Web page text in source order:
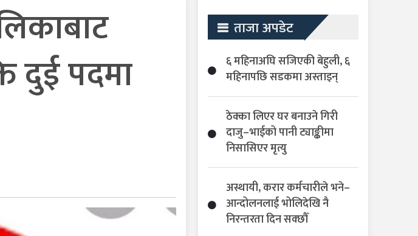
दुई पदमा
ताजा अपडेट
६ महिनाअघि सजिएकी बेहुली, ६
महिनापछि सडकमा अस्ताइन्
ठेक्का लिएर घर बनाउने गिरी
दाजु–भाईको पानी ट्याङ्कीमा
निसासिएर मृत्यु
अस्थायी, करार कर्मचारीले भने–
आन्दोलनलाई भोलिदेखि नै
निरन्तरता दिन सक्छौँ